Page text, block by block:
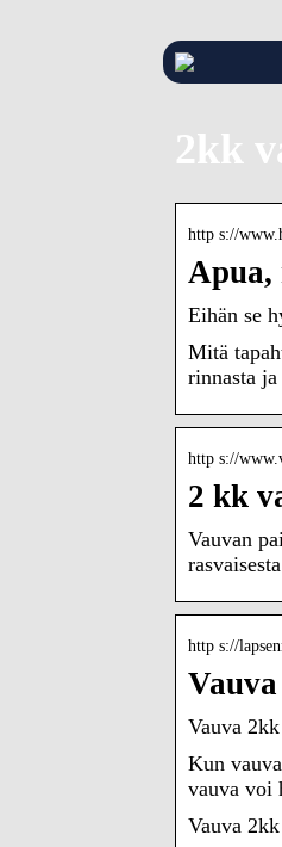
2kk
http s://
Eihän se
Mitä
rinnasta
http s://
2 kk
Vauvan
http s://
Vauva
Kun
vauva voi
Vauva